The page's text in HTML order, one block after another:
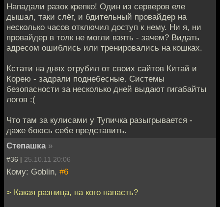
Нападали разок крепко! Один из серверов еле
дышал, таки слёг, и бдительный провайдер на
несколько часов отключил доступ к нему. Ни я, ни
провайдер в толк не могли взять - зачем? Видать
адресом ошиблись или тренировались на кошках.
Кстати на днях отрубил от своих сайтов Китай и
Корею - задрали поднебесные. Системы
безопасности за несколько дней выдают гигабайты
логов :(
Что там за кулисами у Тупичка разыгрывается -
даже боюсь себе представить.
Степашка »
#36 | 25.10.11 20:06
Кому: Goblin, #6
> Какая разница, на кого напасть?